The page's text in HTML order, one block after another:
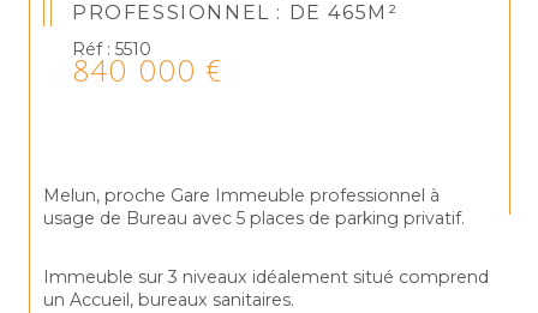
PROFESSIONNEL : DE 465M²
Réf : 5510
840 000 €
Melun, proche Gare Immeuble professionnel à
usage de Bureau avec 5 places de parking privatif.
Immeuble sur 3 niveaux idéalement situé comprend
un Accueil, bureaux sanitaires.